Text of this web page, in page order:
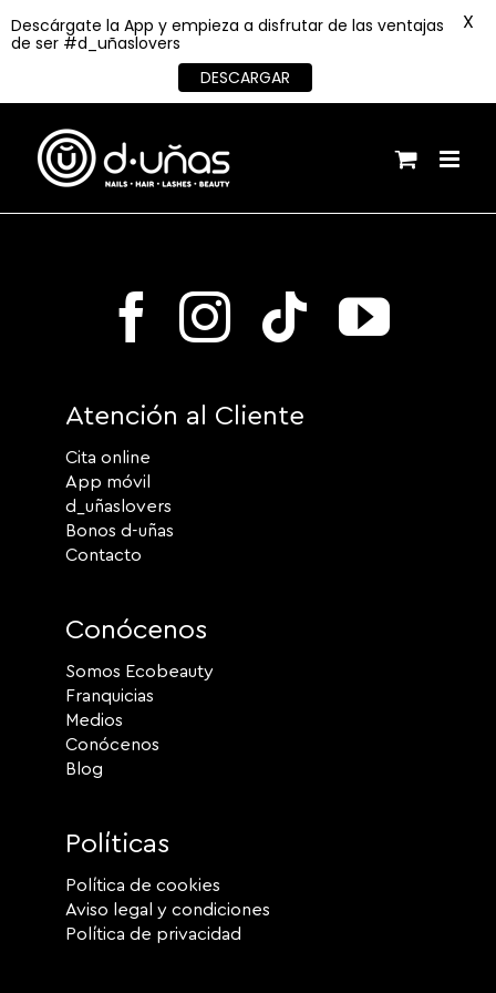
contenido
Atención al Cliente
Cita online
App móvil
d_uñaslovers
Bonos d-uñas
Contacto
Conócenos
Somos Ecobeauty
Franquicias
Medios
Conócenos
Blog
Políticas
Política de cookies
Aviso legal y condiciones
Política de privacidad
Descárgate la App y empieza a disfrutar de las ventajas
de ser #d_uñaslovers
DESCARGAR
X